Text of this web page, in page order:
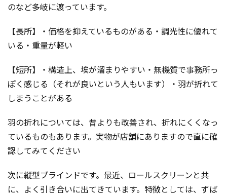
のなど多岐に渡っています。
【長所】・価格を抑えているものがある・調光性に優れて
いる・重量が軽い
【短所】・構造上、埃が溜まりやすい・無機質で事務所っ
ぽく感じる（それが良いという人もいます）・羽が折れて
しまうことがある
羽の折れについては、昔よりも改善され、折れにくくなっ
ているものもあります。実物が店舗にありますので直に確
認してみてください
次に縦型ブラインドです。最近、ロールスクリーンと共
に、よく引き合いに出てきています。特徴としては、ずば